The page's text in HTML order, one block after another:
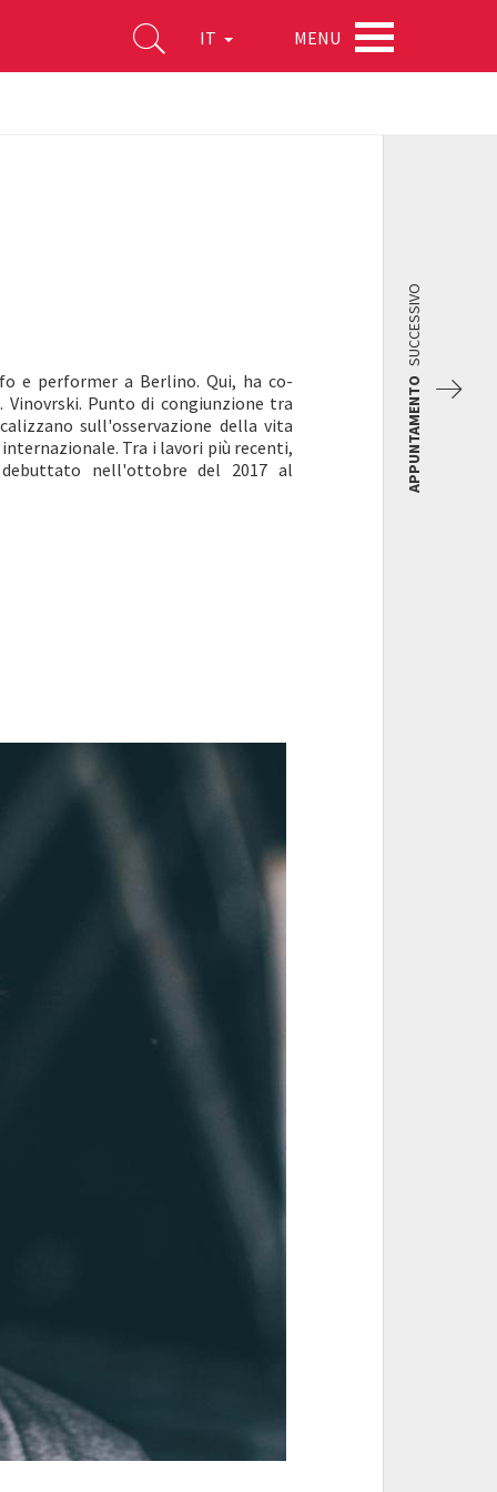
IT MENU
e performer a Berlino. Qui, ha co-
Vinovrski. Punto di congiunzione tra
sull'osservazione della vita
Tra i lavori più recenti,
nell'ottobre del 2017 al
APPUNTAMENTO
SUCCESSIVO